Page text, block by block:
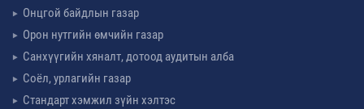
Онцгой байдлын газар
Орон нутгийн өмчийн газар
Санхүүгийн хяналт, дотоод аудитын алба
Соёл, урлагийн газар
Стандарт хэмжил зүйн хэлтэс